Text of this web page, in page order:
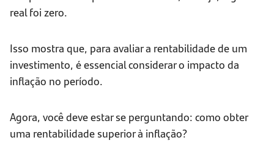
real foi zero.
Isso mostra que, para avaliar a rentabilidade de um
investimento, é essencial considerar o impacto da
inflação no período.
Agora, você deve estar se perguntando: como obter
uma rentabilidade superior à inflação?